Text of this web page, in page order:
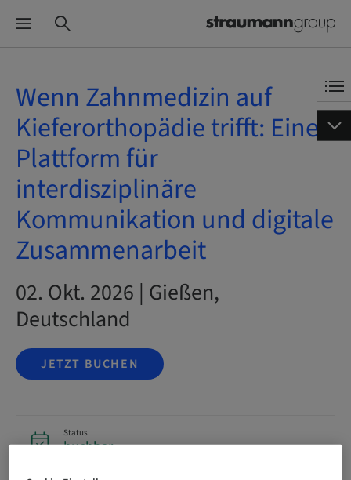
Wenn Zahnmedizin auf
Kieferorthopädie trifft: Eine
Plattform für
interdisziplinäre
Kommunikation und digitale
Zusammenarbeit
02. Okt. 2026 | Gießen,
Deutschland
JETZT BUCHEN
Status
buchbar